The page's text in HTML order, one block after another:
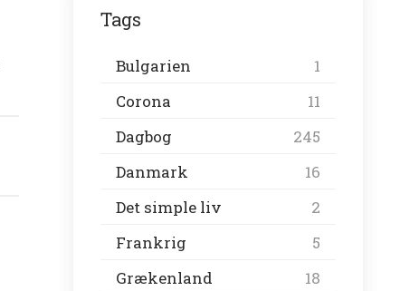
Tags
Bulgarien
1
Corona
11
Dagbog
245
Danmark
16
Det simple liv
2
Frankrig
5
Grækenland
18